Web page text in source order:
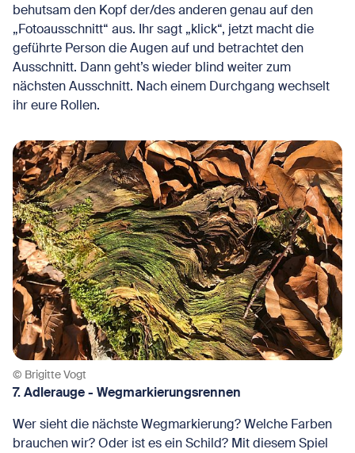
behutsam den Kopf der/des anderen genau auf den
„Fotoausschnitt“ aus. Ihr sagt „klick“, jetzt macht die
geführte Person die Augen auf und betrachtet den
Ausschnitt. Dann geht’s wieder blind weiter zum
nächsten Ausschnitt. Nach einem Durchgang wechselt
ihr eure Rollen.
© Brigitte Vogt
7. Adlerauge - Wegmarkierungsrennen
Wer sieht die nächste Wegmarkierung? Welche Farben
brauchen wir? Oder ist es ein Schild? Mit diesem Spiel